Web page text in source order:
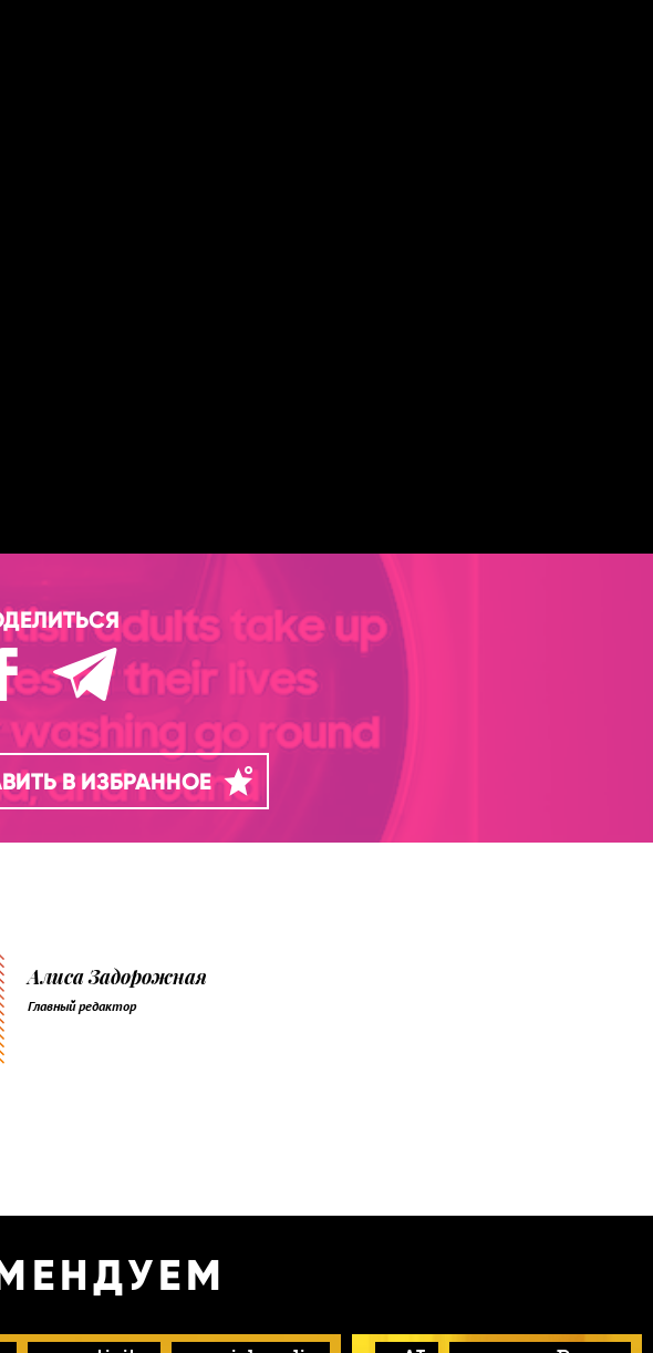
В ИЗБРАННОЕ
Алиса Задорожная
Главный редактор